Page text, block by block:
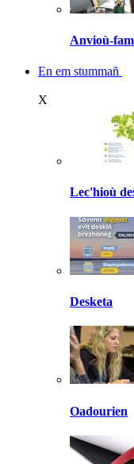
Anvioù-
En em stummañ
X
Lec'hioù
Desketa
Oadourien